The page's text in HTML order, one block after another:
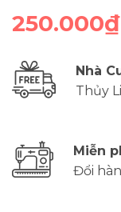
250.000₫
Nhà
Thủy
Miễn
Đổi